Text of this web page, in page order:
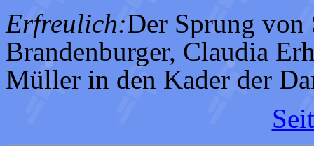
Erfreulich:Der Sprung von
Brandenburger, Claudia
Müller in den Kader der